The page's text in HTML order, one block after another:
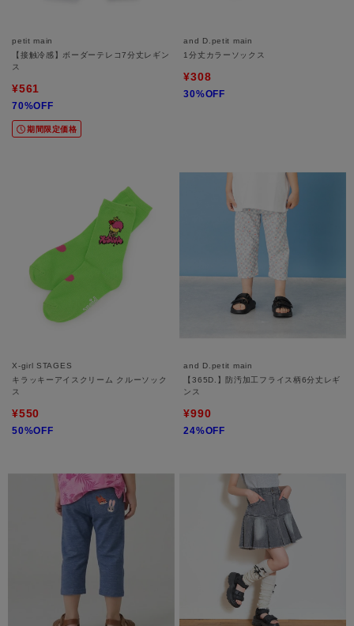
petit main
【接触冷感】ボーダーテレコ7分丈レギン
ス
¥561
70%OFF
期間限定価格
and D.petit main
1分丈カラーソックス
¥308
30%OFF
X-girl STAGES
キラッキーアイスクリーム クルーソック
ス
¥550
50%OFF
and D.petit main
【365D.】防汚加工フライス柄6分丈レギ
ンス
¥990
24%OFF